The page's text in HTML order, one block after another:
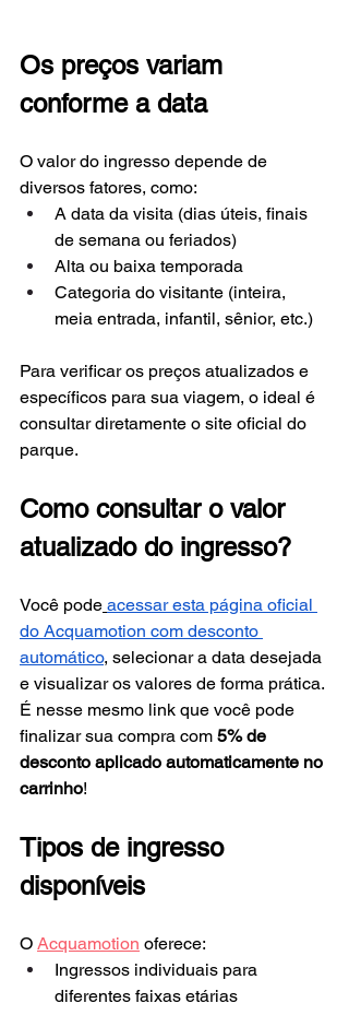
Os preços variam
conforme a data
O valor do ingresso depende de
diversos fatores, como:
A data da visita (dias úteis, finais
de semana ou feriados)
Alta ou baixa temporada
Categoria do visitante (inteira,
meia entrada, infantil, sênior, etc.)
Para verificar os preços atualizados e
específicos para sua viagem, o ideal é
consultar diretamente o site oficial do
parque.
Como consultar o valor
atualizado do ingresso?
Você pode acessar esta página oficial
do Acquamotion com desconto
automático, selecionar a data desejada
e visualizar os valores de forma prática.
É nesse mesmo link que você pode
finalizar sua compra com 5% de
desconto aplicado automaticamente no
carrinho!
Tipos de ingresso
disponíveis
O Acquamotion oferece:
Ingressos individuais para
diferentes faixas etárias